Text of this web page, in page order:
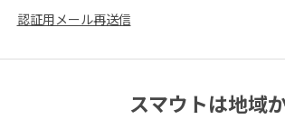
認証用メール再送信
スマウトは地域